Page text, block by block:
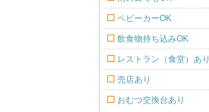
ベビーカーOK
飲食物持ち込みOK
レストラン（食堂）あり
売店あり
おむつ交換台あり